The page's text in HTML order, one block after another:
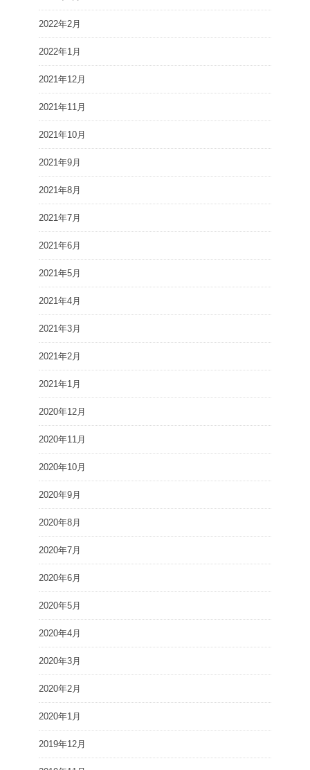
2022年2月
2022年1月
2021年12月
2021年11月
2021年10月
2021年9月
2021年8月
2021年7月
2021年6月
2021年5月
2021年4月
2021年3月
2021年2月
2021年1月
2020年12月
2020年11月
2020年10月
2020年9月
2020年8月
2020年7月
2020年6月
2020年5月
2020年4月
2020年3月
2020年2月
2020年1月
2019年12月